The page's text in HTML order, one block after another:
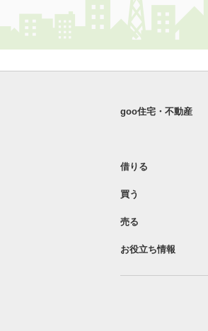
goo住宅・不動産
借りる
買う
売る
お役立ち情報